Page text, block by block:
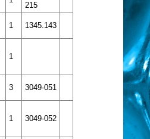
215
1 1345.143
1
3 3049-051
1 3049-052